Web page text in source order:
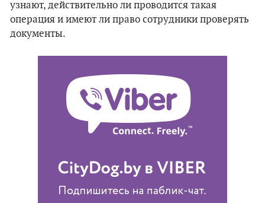
узнают, действительно ли проводится такая
операция и имеют ли право сотрудники проверять
документы.